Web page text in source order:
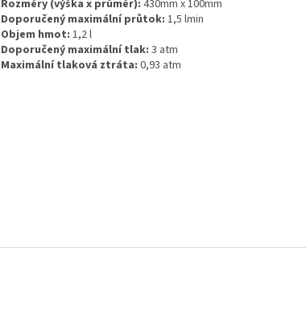
Rozměry (výška x průměr): 430mm x 100mm
Doporučený maximální průtok: 1,5 lmin
Objem hmot: 1,2 l
Doporučený maximální tlak: 3 atm
Maximální tlaková ztráta: 0,93 atm